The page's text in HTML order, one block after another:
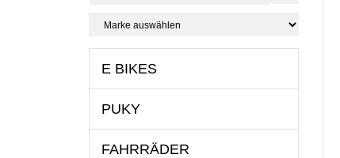
E BIKES
PUKY
FAHRRÄDER